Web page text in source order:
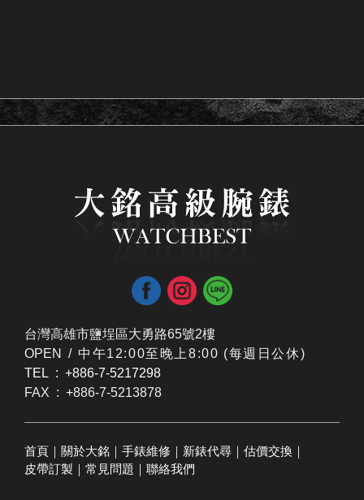
台灣高雄市鹽埕區大勇路65號2樓
OPEN / ​中午12:00至晚上8:00 (每週日公休)
TEL : +886-7-5217298
FAX : +886-7-5213878
首頁 ｜ 關於大銘 ｜ 手錶維修 ｜ 新錶代尋 ｜ 估價交換 ｜
皮帶訂製 ｜ 常見問題 ｜ 聯絡我們